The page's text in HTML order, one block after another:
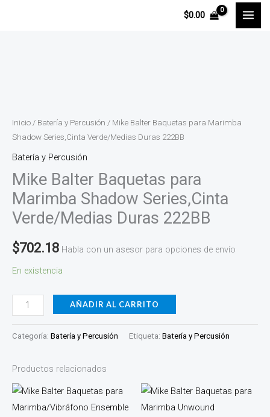
$0.00
Inicio / Batería y Percusión / Mike Balter Baquetas para Marimba
Shadow Series,Cinta Verde/Medias Duras 222BB
Batería y Percusión
Mike Balter Baquetas para
Marimba Shadow Series,Cinta
Verde/Medias Duras 222BB
$702.18 Habla con un asesor para opciones de envío
En existencia
para
Marimba
Shadow
Series,Cinta
Verde/Medias
Duras
222BB
AÑADIR AL CARRITO
Categoría: Batería y Percusión Etiqueta: Batería y Percusión
Productos relacionados